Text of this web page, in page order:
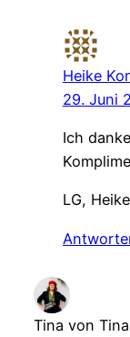
Heike
29. Juni
Ich
LG, Heike
Tina von